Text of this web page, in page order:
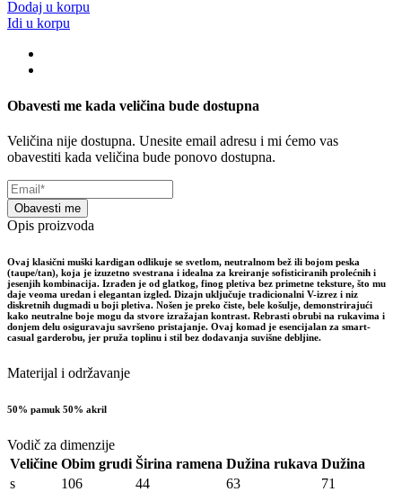
Dodaj u korpu
Idi u korpu
Obavesti me kada veličina bude dostupna
Veličina nije dostupna. Unesite email adresu i mi ćemo vas
obavestiti kada veličina bude ponovo dostupna.
Obavesti me
Opis proizvoda
Ovaj klasični muški kardigan odlikuje se svetlom, neutralnom bež ili bojom peska
(taupe/tan), koja je izuzetno svestrana i idealna za kreiranje sofisticiranih prolećnih i
jesenjih kombinacija. Izrađen je od glatkog, finog pletiva bez primetne teksture, što mu
daje veoma uredan i elegantan izgled. Dizajn uključuje tradicionalni V-izrez i niz
diskretnih dugmadi u boji pletiva. Nošen je preko čiste, bele košulje, demonstrirajući
kako neutralne boje mogu da stvore izražajan kontrast. Rebrasti obrubi na rukavima i
donjem delu osiguravaju savršeno pristajanje. Ovaj komad je esencijalan za smart-
casual garderobu, jer pruža toplinu i stil bez dodavanja suvišne debljine.
Materijal i održavanje
50% pamuk 50% akril
Vodič za dimenzije
Veličine Obim grudi Širina ramena Dužina rukava Dužina
s
106 44 63 71